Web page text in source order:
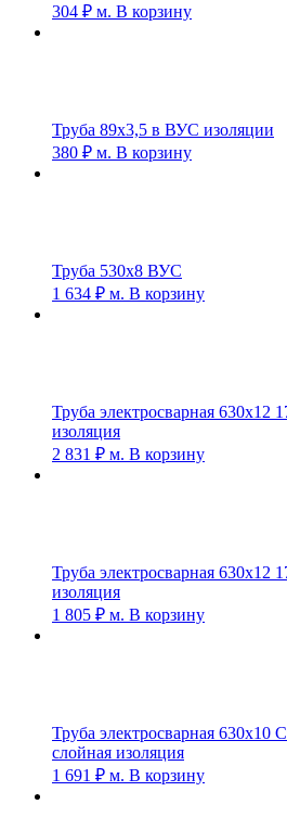
304 ₽ м. В корзину
Труба 89х3,5 в ВУС изоляции
380 ₽ м. В корзину
Труба 530х8 ВУС
1 634 ₽ м. В корзину
Труба электросварная
изоляция
2 831 ₽ м. В корзину
Труба электросварная
изоляция
1 805 ₽ м. В корзину
Труба электросварная 630х10
слойная изоляция
1 691 ₽ м. В корзину